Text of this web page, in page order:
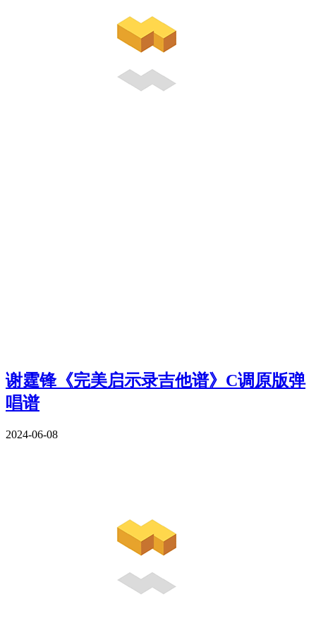
谢霆锋《完美启示录吉他谱》C调原版弹
唱谱
2024-06-08